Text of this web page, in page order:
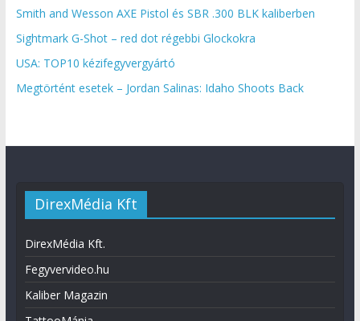
Smith and Wesson AXE Pistol és SBR .300 BLK kaliberben
Sightmark G-Shot – red dot régebbi Glockokra
USA: TOP10 kézifegyvergyártó
Megtörtént esetek – Jordan Salinas: Idaho Shoots Back
DirexMédia Kft
DirexMédia Kft.
Fegyvervideo.hu
Kaliber Magazin